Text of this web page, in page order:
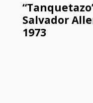
Salvador
1973